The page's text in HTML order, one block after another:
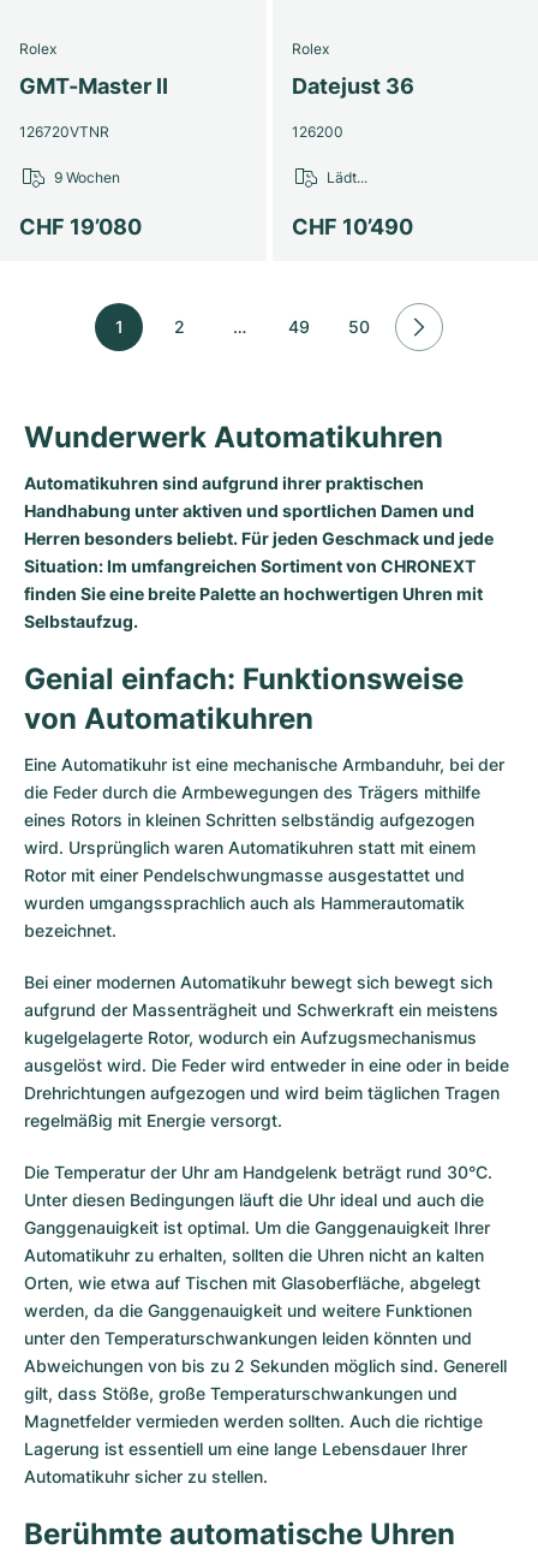
Rolex
GMT-Master II
126720VTNR
CHF 19’080
9 Wochen
Rolex
Datejust 36
126200
CHF 10’490
Lädt...
1 2 … 49 50
Wunderwerk Automatikuhren
Automatikuhren sind aufgrund ihrer praktischen
Handhabung unter aktiven und sportlichen Damen und
Herren besonders beliebt. Für jeden Geschmack und jede
Situation: Im umfangreichen Sortiment von CHRONEXT
finden Sie eine breite Palette an hochwertigen Uhren mit
Selbstaufzug.
Genial einfach: Funktionsweise
von Automatikuhren
Eine Automatikuhr ist eine mechanische Armbanduhr, bei der
die Feder durch die Armbewegungen des Trägers mithilfe
eines Rotors in kleinen Schritten selbständig aufgezogen
wird. Ursprünglich waren Automatikuhren statt mit einem
Rotor mit einer Pendelschwungmasse ausgestattet und
wurden umgangssprachlich auch als Hammerautomatik
bezeichnet.
Bei einer modernen Automatikuhr bewegt sich bewegt sich
aufgrund der Massenträgheit und Schwerkraft ein meistens
kugelgelagerte Rotor, wodurch ein Aufzugsmechanismus
ausgelöst wird. Die Feder wird entweder in eine oder in beide
Drehrichtungen aufgezogen und wird beim täglichen Tragen
regelmäßig mit Energie versorgt.
Die Temperatur der Uhr am Handgelenk beträgt rund 30°C.
Unter diesen Bedingungen läuft die Uhr ideal und auch die
Ganggenauigkeit ist optimal. Um die Ganggenauigkeit Ihrer
Automatikuhr zu erhalten, sollten die Uhren nicht an kalten
Orten, wie etwa auf Tischen mit Glasoberfläche, abgelegt
werden, da die Ganggenauigkeit und weitere Funktionen
unter den Temperaturschwankungen leiden könnten und
Abweichungen von bis zu 2 Sekunden möglich sind. Generell
gilt, dass Stöße, große Temperaturschwankungen und
Magnetfelder vermieden werden sollten. Auch die richtige
Lagerung ist essentiell um eine lange Lebensdauer Ihrer
Automatikuhr sicher zu stellen.
Berühmte automatische Uhren